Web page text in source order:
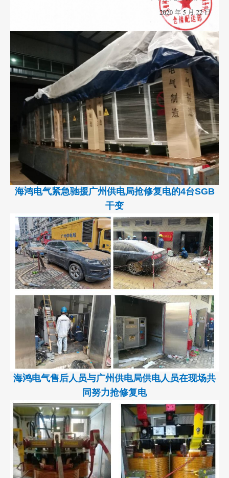
海鸿电气紧急驰援广州供电局抢修复电的4台SGB
干变
海鸿电气售后人员与广州供电局供电人员在现场共
同努力抢修复电